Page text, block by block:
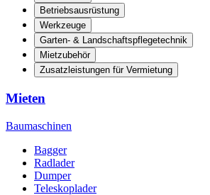
Betriebsausrüstung
Werkzeuge
Garten- & Landschaftspflegetechnik
Mietzubehör
Zusatzleistungen für Vermietung
Mieten
Baumaschinen
Bagger
Radlader
Dumper
Teleskoplader